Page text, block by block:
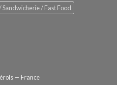
Sandwicherie / Fast Food
— France